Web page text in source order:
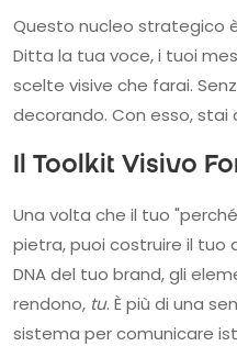
Questo nucleo strategico
Ditta la tua voce, i tuoi
scelte visive che farai.
decorando. Con esso, stai
Il Toolkit Visivo
Una volta che il tuo
pietra, puoi costruire il tuo
DNA del tuo brand, gli
rendono, tu. È più di una
sistema per comunicare